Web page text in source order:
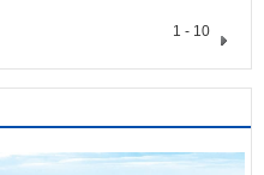
1 - 10